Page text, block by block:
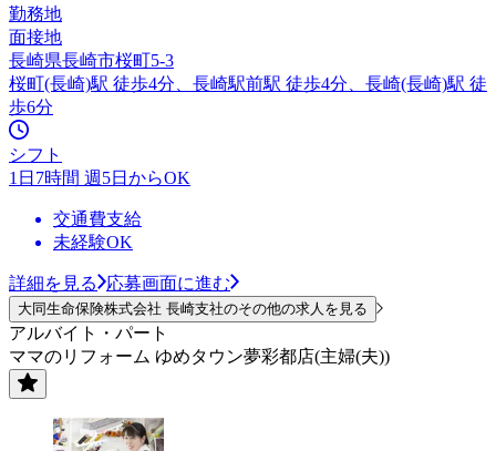
勤務地
面接地
長崎県長崎市桜町5-3
桜町(長崎)駅 徒歩4分、長崎駅前駅 徒歩4分、長崎(長崎)駅 徒
歩6分
シフト
1日7時間 週5日からOK
交通費支給
未経験OK
詳細を見る 応募画面に進む
大同生命保険株式会社 長崎支社のその他の求人を見る
アルバイト・パート
ママのリフォーム ゆめタウン夢彩都店(主婦(夫))